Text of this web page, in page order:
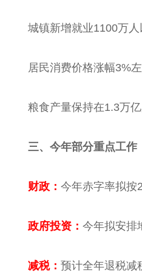
城镇新增就业1100万人
居民消费价格涨幅3%
粮食产量保持在1.3万亿
三、今年部分重点工作
财政： 今年赤字率拟按
政府投资： 今年拟安排
减税： 预计全年退税减